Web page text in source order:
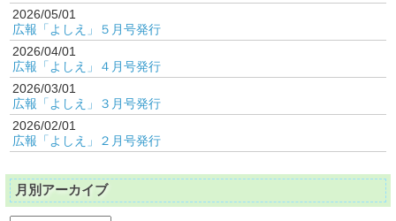
2026/05/01
広報「よしえ」５月号発行
2026/04/01
広報「よしえ」４月号発行
2026/03/01
広報「よしえ」３月号発行
2026/02/01
広報「よしえ」２月号発行
月別アーカイブ